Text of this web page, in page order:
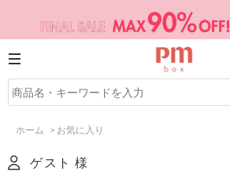
ホーム > お気に入り
ゲスト 様